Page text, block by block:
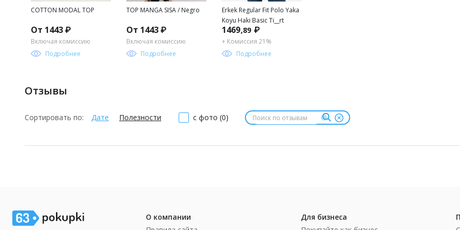
COTTON MODAL TOP
От 1443 ₽
Включая комиссию
Подробнее
TOP MANGA SISA / Negro
От 1443 ₽
Включая комиссию
Подробнее
Erkek Regular Fit Polo Yaka
Koyu Haki Basic Ti__rt
1469,89 ₽
+ Комиссия 21%
Подробнее
Отзывы
Сортировать по: Дате Полезности с фото (0)
О компании
Для бизнеса